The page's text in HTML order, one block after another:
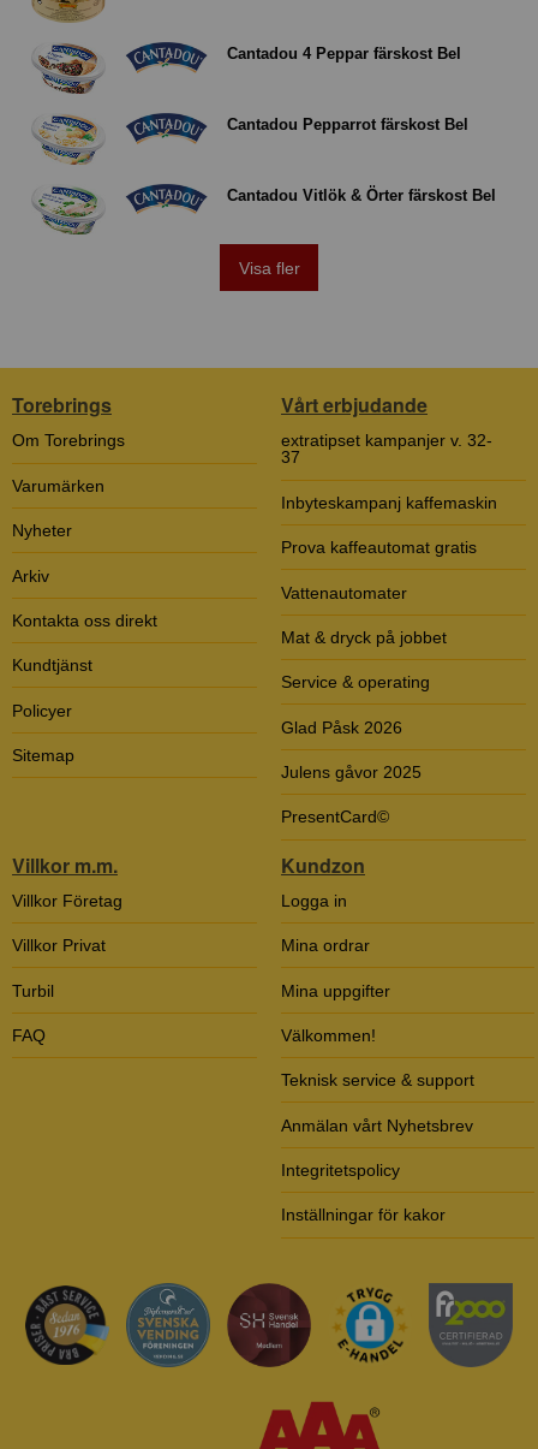
Cantadou 4 Peppar färskost Bel
Cantadou Pepparrot färskost Bel
Cantadou Vitlök & Örter färskost Bel
Visa fler
Torebrings
Om Torebrings
Varumärken
Nyheter
Arkiv
Kontakta oss direkt
Kundtjänst
Policyer
Sitemap
Vårt erbjudande
extratipset kampanjer v. 32-
37
Inbyteskampanj kaffemaskin
Prova kaffeautomat gratis
Vattenautomater
Mat & dryck på jobbet
Service & operating
Glad Påsk 2026
Julens gåvor 2025
PresentCard©
Villkor m.m.
Villkor Företag
Villkor Privat
Turbil
FAQ
Kundzon
Logga in
Mina ordrar
Mina uppgifter
Välkommen!
Teknisk service & support
Anmälan vårt Nyhetsbrev
Integritetspolicy
Inställningar för kakor